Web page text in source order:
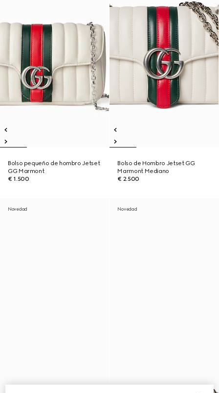
Bolso pequeño de hombro Jetset
GG Marmont
€ 1.500
Bolso de Hombro Jetset GG
Marmont Mediano
€ 2.500
Novedad Novedad